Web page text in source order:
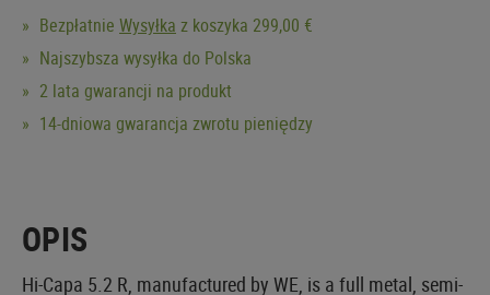
Bezpłatnie Wysyłka z koszyka 299,00 €
Najszybsza wysyłka do Polska
2 lata gwarancji na produkt
14-dniowa gwarancja zwrotu pieniędzy
OPIS
Hi-Capa 5.2 R, manufactured by WE, is a full metal, semi-